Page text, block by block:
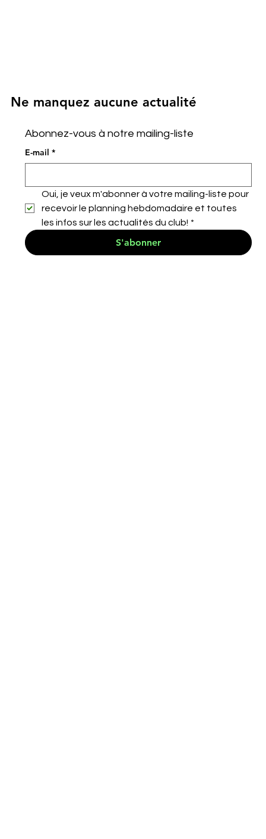
Abonnez-vous à notre mailing-liste
E-mail *
Oui, je veux m'abonner à votre mailing-liste pour
recevoir le planning hebdomadaire et toutes
les infos sur les actualités du club! *
S'abonner
Ne manquez aucune actualité